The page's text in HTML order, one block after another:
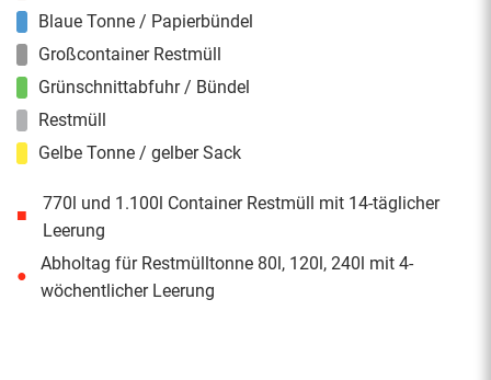
Blaue Tonne / Papierbündel
Großcontainer Restmüll
Grünschnittabfuhr / Bündel
Restmüll
Gelbe Tonne / gelber Sack
■
770l und 1.100l Container Restmüll mit 14-täglicher
Leerung
●
Abholtag für Restmülltonne 80l, 120l, 240l mit 4-
wöchentlicher Leerung